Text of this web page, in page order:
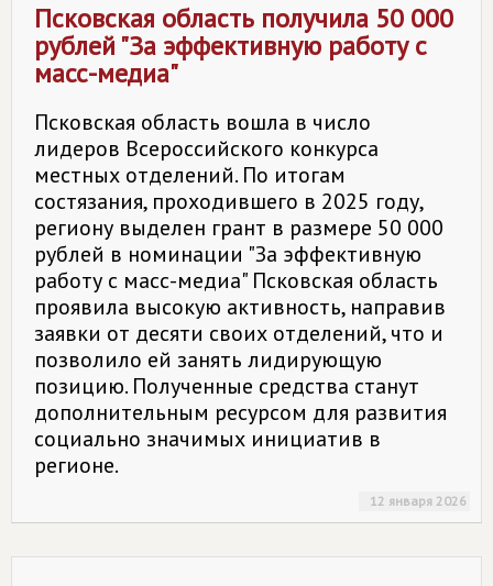
Псковская область получила 50 000
рублей "За эффективную работу с
масс-медиа"
Псковская область вошла в число
лидеров Всероссийского конкурса
местных отделений. По итогам
состязания, проходившего в 2025 году,
региону выделен грант в размере 50 000
рублей в номинации "За эффективную
работу с масс-медиа" Псковская область
проявила высокую активность, направив
заявки от десяти своих отделений, что и
позволило ей занять лидирующую
позицию. Полученные средства станут
дополнительным ресурсом для развития
социально значимых инициатив в
регионе.
12 января 2026